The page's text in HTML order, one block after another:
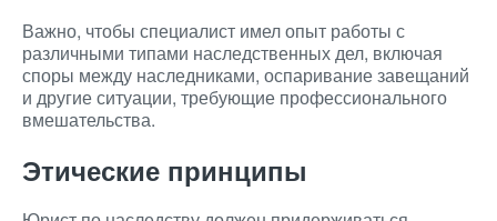
Важно, чтобы специалист имел опыт работы с
различными типами наследственных дел, включая
споры между наследниками, оспаривание завещаний
и другие ситуации, требующие профессионального
вмешательства.
Этические принципы